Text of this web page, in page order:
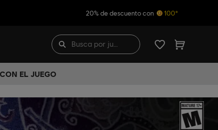
20% de descuento con 100*
EL JUEGO